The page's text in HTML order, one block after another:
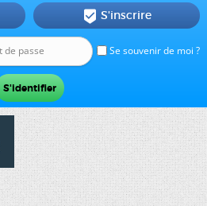
Se souvenir de moi ?
 S'inscrire